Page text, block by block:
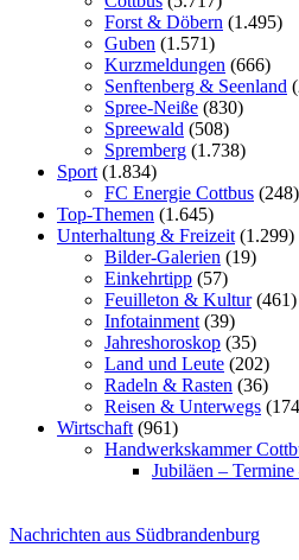
Forst & Döbern (1.495)
Guben (1.571)
Kurzmeldungen (666)
Senftenberg & Seenland
Spree-Neiße (830)
Spreewald (508)
Spremberg (1.738)
Sport (1.834)
FC Energie Cottbus (248)
Top-Themen (1.645)
Unterhaltung & Freizeit (1.299)
Bilder-Galerien (19)
Einkehrtipp (57)
Feuilleton & Kultur(461)
Infotainment (39)
Jahreshoroskop (35)
Land und Leute (202)
Radeln & Rasten (36)
Reisen & Unterwegs
Wirtschaft (961)
Handwerkskammer
Jubiläen – Termine
Nachrichten aus Südbrandenburg